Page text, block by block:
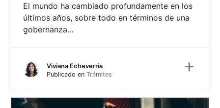
El mundo ha cambiado profundamente en los
últimos años, sobre todo en términos de una
gobernanza...
Viviana Echeverria
Publicado enTrámites